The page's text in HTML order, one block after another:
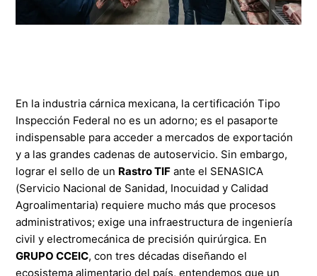
En la industria cárnica mexicana, la certificación Tipo
Inspección Federal no es un adorno; es el pasaporte
indispensable para acceder a mercados de exportación
y a las grandes cadenas de autoservicio. Sin embargo,
lograr el sello de un Rastro TIF ante el SENASICA
(Servicio Nacional de Sanidad, Inocuidad y Calidad
Agroalimentaria) requiere mucho más que procesos
administrativos; exige una infraestructura de ingeniería
civil y electromecánica de precisión quirúrgica. En
GRUPO CCEIC, con tres décadas diseñando el
ecosistema alimentario del país, entendemos que un